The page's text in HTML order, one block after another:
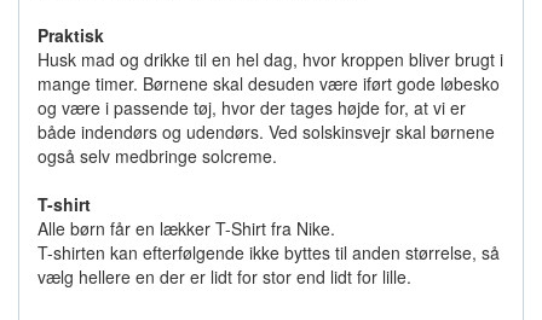
Praktisk
Husk mad og drikke til en hel dag, hvor kroppen bliver brugt i
mange timer. Børnene skal desuden være iført gode løbesko
og være i passende tøj, hvor der tages højde for, at vi er
både indendørs og udendørs. Ved solskinsvejr skal børnene
også selv medbringe solcreme.
T-shirt
Alle børn får en lækker T-Shirt fra Nike.
T-shirten kan efterfølgende ikke byttes til anden størrelse, så
vælg hellere en der er lidt for stor end lidt for lille.